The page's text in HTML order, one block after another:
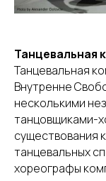
Танцевальная
Танцевальная
Внутренне
несколькими
танцовщиками-
существования
танцевальных
хореографы